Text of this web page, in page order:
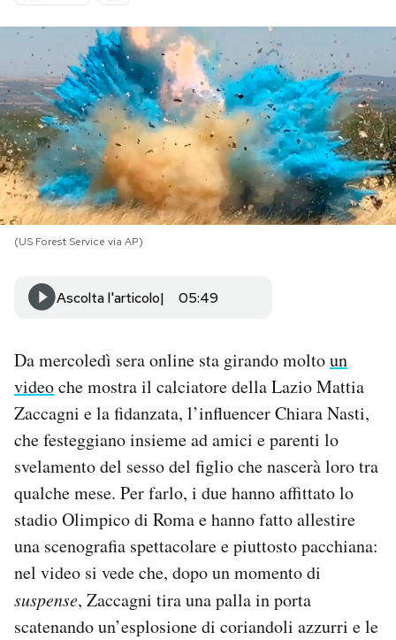
Economia
Sport
Altrecose
Mondiali calcio 2026
PODCAST
NEWSLETTER
CALENDARIO
AREA PERSONALE
Newsletter
Notifiche mobile
Regala il Post
Hai bisogno di aiuto?
(US Forest Service via AP)
Ascolta l'articolo 05:49
Da mercoledì sera online sta girando moltoun
videoche mostra il calciatore della Lazio Mattia
Zaccagni e la fidanzata, l’influencer Chiara Nasti,
che festeggiano insieme ad amici e parenti lo
svelamento del sesso del figlio che nascerà loro tra
qualche mese. Per farlo, i due hanno affittato lo
stadio Olimpico di Roma e hanno fatto allestire
una scenografia spettacolare e piuttosto pacchiana:
nel video si vede che, dopo un momento di
suspense, Zaccagni tira una palla in porta
scatenando un’esplosione di coriandoli azzurri e le